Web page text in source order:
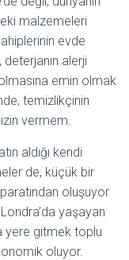
malzemeleri
evde
deterjanın alerji
emin olmak
temizlikçinin
vermem.
aldığı kendi
de, küçük bir
oluşuyor
yaşayan
yere gitmek toplu
oluyor.